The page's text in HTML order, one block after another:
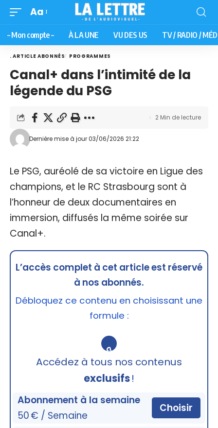
Aa
– Mon compte – À LA UNE VU DES US TV / RADIO /
. ARTICLE ABONNÉS PROGRAMMES
Canal+ dans l’intimité de la
légende du PSG
Dernière mise à jour 03/06/2026 21:22
2 Min de lecture
Le PSG, auréolé de sa victoire en Ligue des
champions, et le RC Strasbourg sont à
l’honneur de deux documentaires en
immersion, diffusés la même soirée sur
Canal+.
L’accès complet à cet article est réservé
à nos abonnés.
Débloquez ce contenu en choisissant une
formule :
🔒
Accédez à tous nos contenus
exclusifs!
Abonnement à la semaine
50 € / Semaine
Choisir